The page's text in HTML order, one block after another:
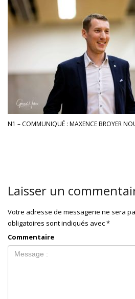
N1 – COMMUNIQUÉ : MAXENCE BROYER
Laisser un
Votre adresse de messagerie ne sera
obligatoires sont indiqués avec*
Commentaire